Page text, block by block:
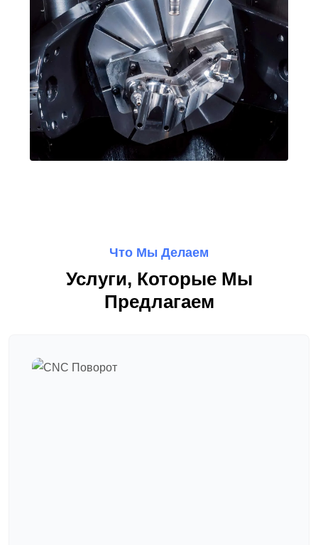
Что Мы Делаем
Услуги, Которые Мы
Предлагаем